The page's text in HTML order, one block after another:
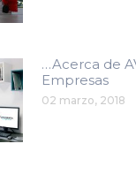
…Acerca de
Empresas
02 marzo, 2018